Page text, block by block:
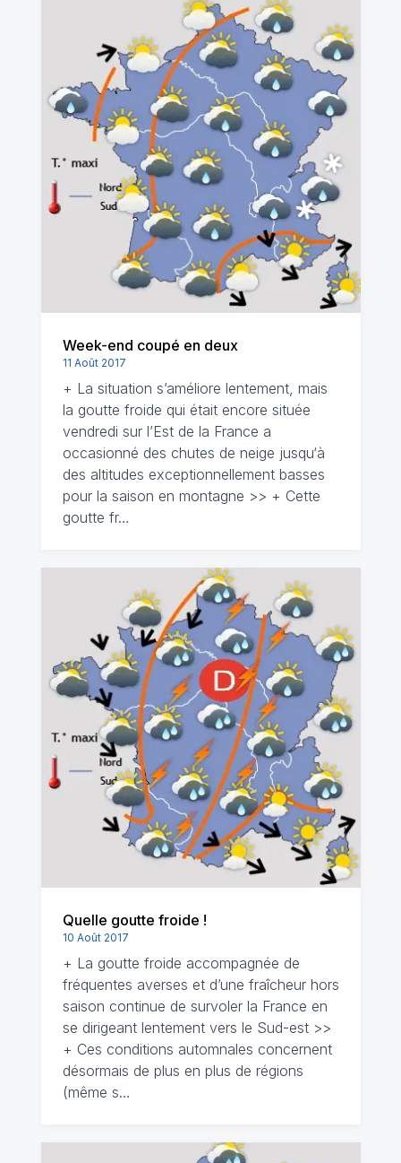
Week-end coupé en deux
11 Août 2017
+ La situation s’améliore lentement, mais
la goutte froide qui était encore située
vendredi sur l’Est de la France a
occasionné des chutes de neige jusqu‘à
des altitudes exceptionnellement basses
pour la saison en montagne >> + Cette
goutte fr…
Quelle goutte froide !
10 Août 2017
+ La goutte froide accompagnée de
fréquentes averses et d’une fraîcheur hors
saison continue de survoler la France en
se dirigeant lentement vers le Sud-est >>
+ Ces conditions automnales concernent
désormais de plus en plus de régions
(même s…